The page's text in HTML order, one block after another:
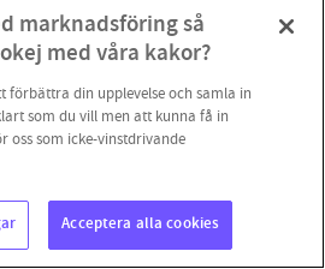
Cookieinställningar
att swisha en slant till
vad vi vill göra
marknadsföring så
med våra kakor?
förbättra din upplevelse och samla in
som du vill men att kunna få in
oss som icke-vinstdrivande
Acceptera alla cookies